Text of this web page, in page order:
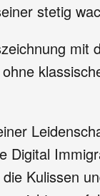
stetig
Kulissen